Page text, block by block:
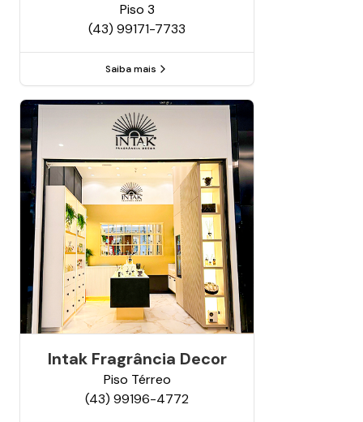
Piso 3
(43) 99171-7733
Saiba mais
Intak Fragrância Decor
Piso Térreo
(43) 99196-4772